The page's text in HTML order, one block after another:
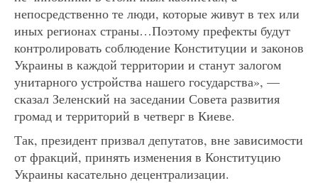
непосредственно те люди, которые живут в тех или
иных регионах страны…Поэтому префекты будут
контролировать соблюдение Конституции и законов
Украины в каждой территории и станут залогом
унитарного устройства нашего государства», —
сказал Зеленский на заседании Совета развития
громад и территорий в четверг в Киеве.
Так, президент призвал депутатов, вне зависимости
от фракций, принять изменения в Конституцию
Украины касательно децентрализации.